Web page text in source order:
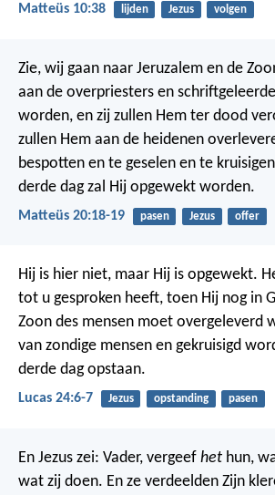
Matteüs 10:38 lijden Jezus volgen
Zie, wij gaan naar Jeruzalem en de
aan de overpriesters en
worden, en zij zullen Hem ter dood
zullen Hem aan de heidenen
bespotten en te geselen en te
derde dag zal Hij opgewekt worden.
Matteüs 20:18-19 pasen Jezus offer
Hij is hier niet, maar Hij is opgewekt.
tot u gesproken heeft, toen Hij nog in
Zoon des mensen moet overgeleverd
van zondige mensen en gekruisigd
derde dag opstaan.
Lucas 24:6-7 Jezus opstanding pasen
En Jezus zei: Vader, vergeef het hun,
wat zij doen. En ze verdeelden Zijn